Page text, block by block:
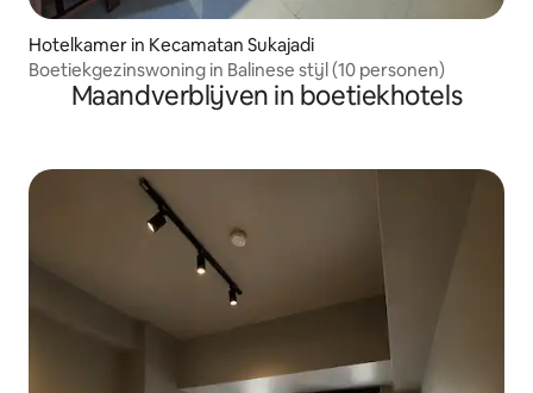
Hotelkamer in Kecamatan Sukajadi
Boetiekgezinswoning in Balinese stijl (10 personen)
Maandverblijven in boetiekhotels